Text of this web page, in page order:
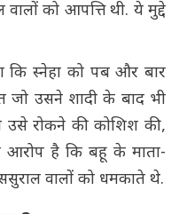
को आपत्ति थी. ये मुद्दे
कि स्नेहा को पब और बार
उसने शादी के बाद भी
उसे रोकने की कोशिश की,
है कि बहू के माता-
वालों को धमकाते थे.